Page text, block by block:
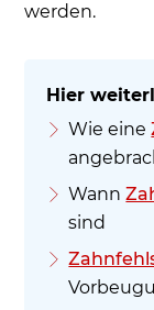
werden.
Wie eine
Wann
sind